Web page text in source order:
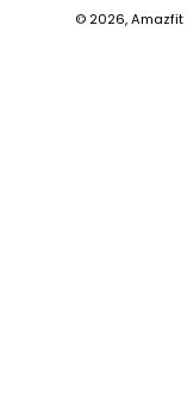
© 2026,Amazfit